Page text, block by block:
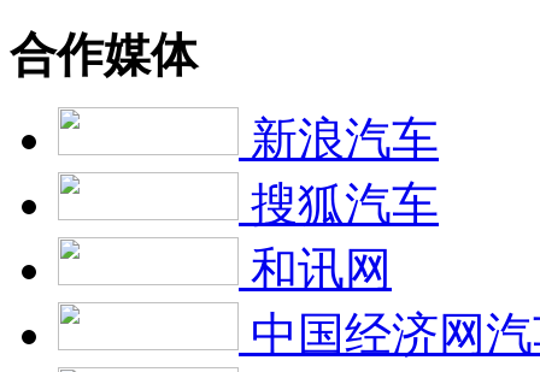
合作媒体
新浪汽车
搜狐汽车
和讯网
中国经济网